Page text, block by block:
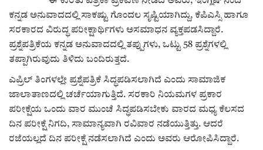
ಕವನ
Digital Subscription
ಕನ್ನಡ ಅನುವಾದದಲ್ಲಿ ಸಾಕಷ್ಟು ಗೊಂದಲ ಸೃಷ್ಟಿಯಾಗಿದ್ದು, ಕೆಪಿಎಸ್ಸಿ ಹಾಗೂ
ಸರಕಾರದ ವಿರುದ್ಧ ಪರೀಕ್ಷಾರ್ಥಿಗಳು ಅಸಮಾಧನ ವ್ಯಕ್ತಪಡಸಿದ್ದಾರೆ.
ಪ್ರಶ್ನೆಪತ್ರಿಕೆಯ ಕನ್ನಡ ಅನುವಾದದಲ್ಲಿ ತಪ್ಪುಗಳು, ಒಟ್ಟು 58 ಪ್ರಶ್ನೆಗಳಲ್ಲಿ
ತಪ್ಪಾಗಿರುವುದು ತಿಳಿದು ಬಂದಿರುತ್ತದೆ.
ಎಪ್ರಿಲ್ ತಿಂಗಳಲ್ಲೇ ಪ್ರಶ್ನೆಪತ್ರಿಕೆ ಸಿದ್ಧಪಡಿಸಲಾಗಿದೆ ಎಂದು ಸಾಮಾಜಿಕ
ಜಾಲಾತಾಣದಲ್ಲಿ ಚರ್ಚೆಯಾಗುತ್ತಿದೆ. ಸರಕಾರಿ ನಿಯಮಗಳ ಪ್ರಕಾರ
ಪರೀಕ್ಷೆಯ ಒಂದು ವಾರ ಮುಂಚೆ ಸಿದ್ಧಪಡಿಸಬೇಕು ವಾರದ ಮಧ್ಯ ಕೆಲಸದ
ದಿನ ಪರೀಕ್ಷೆ ನಿಗದಿ, ಸಾಮಾನ್ಯವಾಗಿ ರವಿವಾರ ನಡೆಯುತ್ತಿತ್ತು. ಆದರೆ
ರಜೆಯಲ್ಲದೆ ದಿನ ಪರೀಕ್ಷೆ ನಡೆಸಲಾಗಿದೆ ಎಂದು ಅವರು ಆರೋಪಿಸಿದ್ದಾರೆ.